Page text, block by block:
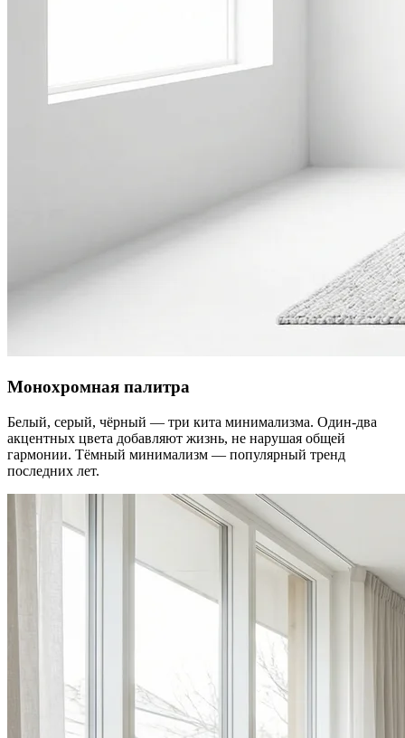
Монохромная палитра
Белый, серый, чёрный — три кита минимализма. Один-два
акцентных цвета добавляют жизнь, не нарушая общей
гармонии. Тёмный минимализм — популярный тренд
последних лет.